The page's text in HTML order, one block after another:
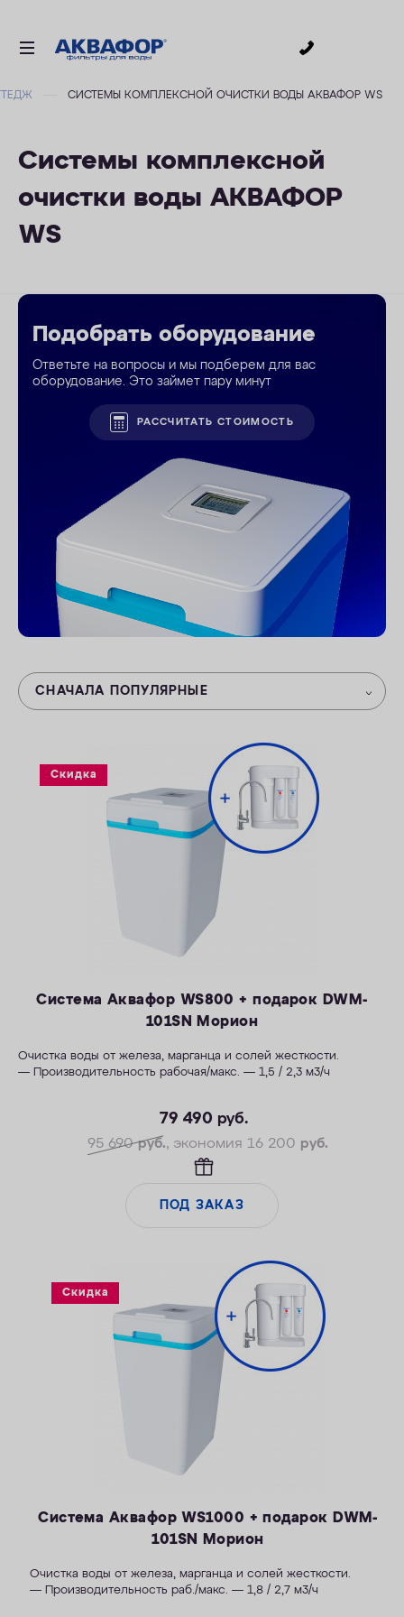
ДЛЯ ВАННОЙ
В КОТТЕДЖ
ДЛЯ БИЗНЕСА
ДОСТАВКА
СИСТЕМЫ КОМПЛЕКСНОЙ ОЧИСТКИ ВОДЫ АКВАФОР WS
Системы комплексной
очистки воды АКВАФОР
WS
Подобрать оборудование
Ответьте на вопросы и мы подберем для вас
оборудование. Это займет пару минут
РАССЧИТАТЬ СТОИМОСТЬ
СНАЧАЛА ПОПУЛЯРНЫЕ
Скидка
Система Аквафор WS800 + подарок DWM-
101SN Морион
Очистка воды от железа, марганца и солей жесткости.
— Производительность рабочая/макс. — 1,5 / 2,3 м3/ч
— Максимальная удаляемая концентрация железа — 12 мг/л
— Максимальная удаляемая концентрация растворенного
марганца — 5 мг/л
— Объем воды/соли на регенерацию от 66 литров / 1,0 кг
— Размеры 404 х 485 х 706 мм
79 490 руб.
95 690руб., экономия 16 200 руб.
ПОД ЗАКАЗ
Скидка
Система Аквафор WS1000 + подарок DWM-
101SN Морион
Очистка воды от железа, марганца и солей жесткости.
— Производительность раб./макс. — 1,8 / 2,7 м3/ч